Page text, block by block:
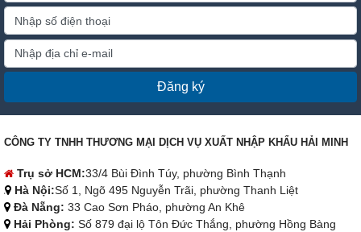
Đăng ký
CÔNG TY TNHH THƯƠNG MẠI DỊCH VỤ XUẤT NHẬP KHẨU HẢI MINH
Trụ sở HCM:33/4 Bùi Đình Túy, phường Bình Thạnh
Hà Nội:Số 1, Ngõ 495 Nguyễn Trãi, phường Thanh Liệt
Đà Nẵng: 33 Cao Sơn Pháo, phường An Khê
Hải Phòng: Số 879 đại lộ Tôn Đức Thắng, phường Hồng Bàng